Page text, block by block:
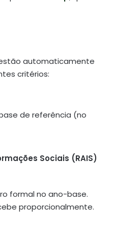
automaticamente
critérios:
de referência (no
Sociais (RAIS)
formal no ano-base.
proporcionalmente.